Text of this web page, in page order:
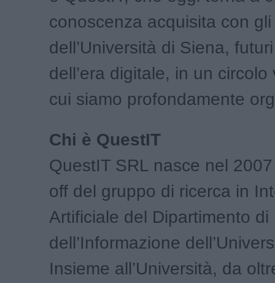
conoscenza acquisita con
dell’Università di Siena,
dell’era digitale, in un circolo
cui siamo profondamente
Chi è QuestIT
QuestIT SRL nasce nel
off del gruppo di ricerca in
Artificiale del Dipartimento
dell’Informazione
Insieme all’Università, da